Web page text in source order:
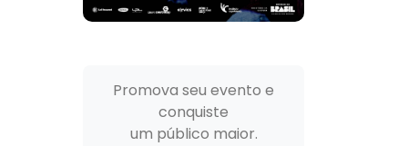
Promova seu evento e
conquiste
um público maior.